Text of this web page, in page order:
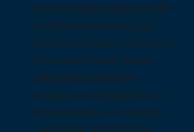
ljudi počelo pogledima da
traži lobotomite koji su
bacali predmete na binu, a
što su ovi osetili, pa su
obudzali pavijanske
impulse ne zbog benda i
obezbeđenja, već realne